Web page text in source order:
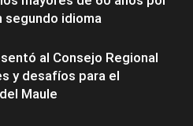
segundo idioma
al Consejo Regional
y desafíos para el
Maule